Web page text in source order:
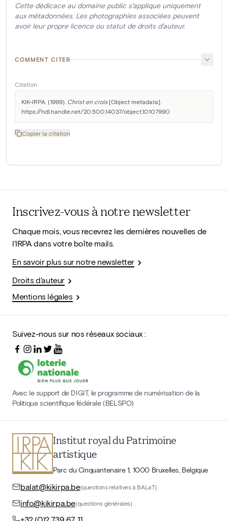
Cette dédicace au domaine public s'applique uniquement
aux métadonnées. Les photographies associées peuvent
avoir leur propre licence ou statut de droits d'auteur.
COMMENT CITER
Citation
KIK-IRPA. (1999). Christ en croix [Object metadata].
https://hdl.handle.net/20.500.14037/object.10107990
Copier la citation
Inscrivez-vous à notre newsletter
Chaque mois, vous recevrez les dernières nouvelles de
l'IRPA dans votre boîte mails.
En savoir plus sur notre newsletter
Droits d'auteur
Mentions légales
Suivez-nous sur nos réseaux sociaux :
Avec le support de DIGIT, le programme de numérisation de la
Politique scientifique fédérale (BELSPO)
Institut royal du Patrimoine
artistique
Parc du Cinquantenaire 1, 1000 Bruxelles, Belgique
balat@kikirpa.be(questions relatives à BALaT)
info@kikirpa.be(questions générales)